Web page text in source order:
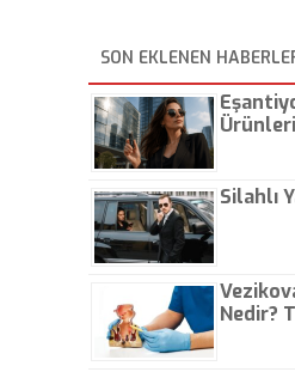
SON EKLENEN
Silahlı
Nedir?